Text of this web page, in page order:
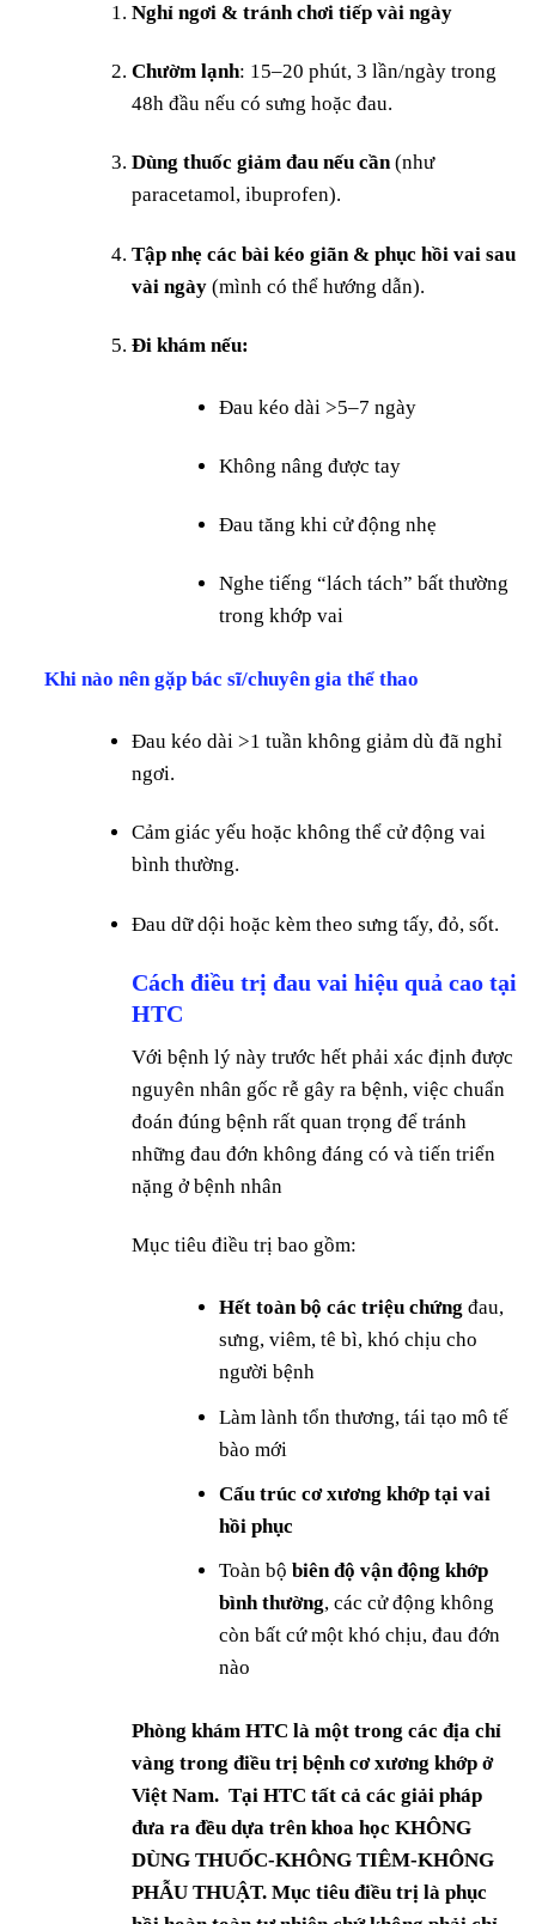
Nghỉ ngơi & tránh chơi tiếp vài ngày
Chườm lạnh: 15–20 phút, 3 lần/ngày trong
48h đầu nếu có sưng hoặc đau.
Dùng thuốc giảm đau nếu cần(như
paracetamol, ibuprofen).
Tập nhẹ các bài kéo giãn & phục hồi vai sau
vài ngày (mình có thể hướng dẫn).
Đi khám nếu:
Đau kéo dài >5–7 ngày
Không nâng được tay
Đau tăng khi cử động nhẹ
Nghe tiếng “lách tách” bất thường
trong khớp vai
Khi nào nên gặp bác sĩ/chuyên gia thể thao
Đau kéo dài >1 tuần không giảm dù đã nghỉ
ngơi.
Cảm giác yếu hoặc không thể cử động vai
bình thường.
Đau dữ dội hoặc kèm theo sưng tấy, đỏ, sốt.
Cách điều trị đau vai hiệu quả cao tại
HTC
Với bệnh lý này trước hết phải xác định được
nguyên nhân gốc rễ gây ra bệnh, việc chuẩn
đoán đúng bệnh rất quan trọng để tránh
những đau đớn không đáng có và tiến triển
nặng ở bệnh nhân
Mục tiêu điều trị bao gồm:
Hết toàn bộ các triệu chứng đau,
sưng, viêm, tê bì, khó chịu cho
người bệnh
Làm lành tổn thương, tái tạo mô tế
bào mới
Cấu trúc cơ xương khớp tại vai
hồi phục
Toàn bộbiên độ vận động khớp
bình thường, các cử động không
còn bất cứ một khó chịu, đau đớn
nào
Phòng khám HTC là một trong các địa chỉ
vàng trong điều trị bệnh cơ xương khớp ở
Việt Nam. Tại HTC tất cả các giải pháp
đưa ra đều dựa trên khoa học KHÔNG
DÙNG THUỐC-KHÔNG TIÊM-KHÔNG
PHẪU THUẬT. Mục tiêu điều trị là phục